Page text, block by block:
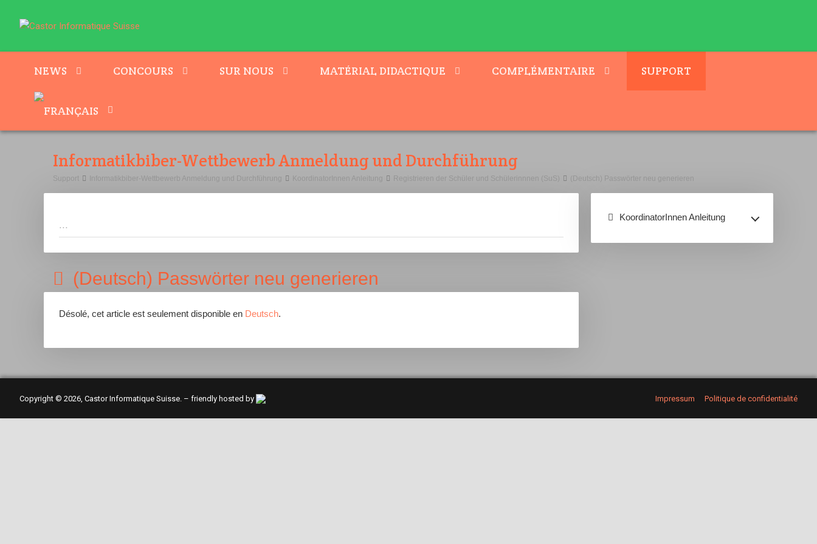
NEWS CONCOURS SUR NOUS MATÉRIAL DIDACTIQUE COMPLÉMENTAIRE SUPPORT
Informatikbiber-Wettbewerb Anmeldung und Durchführung
Support Informatikbiber-Wettbewerb Anmeldung und Durchführung KoordinatorInnen Anleitung Registrieren der Schüler und Schülerinnnen (SuS) (Deutsch) Passwörter neu generieren
(Deutsch) Passwörter neu generieren
Désolé, cet article est seulement disponible en Deutsch.
KoordinatorInnen Anleitung
Copyright © 2026, Castor Informatique Suisse. – friendly hosted by Impressum Politique de confidentialité